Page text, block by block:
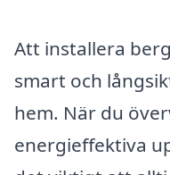
Att installera
smart och
hem. När du
energieffektiva